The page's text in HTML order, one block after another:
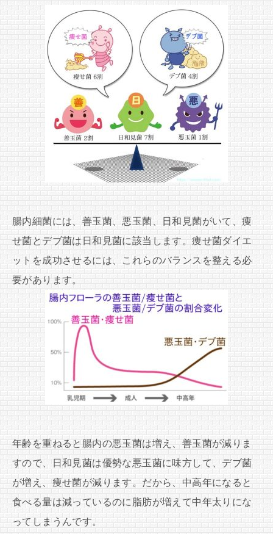
腸内細菌には、善玉菌、悪玉菌、日和見菌がいて、痩
せ菌とデブ菌は日和見菌に該当します。痩せ菌ダイエ
ットを成功させるには、これらのバランスを整える必
要があります。
年齢を重ねると腸内の悪玉菌は増え、善玉菌が減りま
すので、日和見菌は優勢な悪玉菌に味方して、デブ菌
が増え、痩せ菌が減ります。だから、中高年になると
食べる量は減っているのに脂肪が増えて中年太りにな
ってしまうんです。